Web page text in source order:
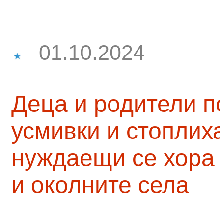
01.10.2024
Деца и родители
усмивки и
нуждаещи се
и околните села